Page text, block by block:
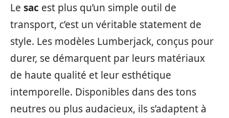
Le sac est plus qu’un simple outil de
transport, c’est un véritable statement de
style. Les modèles Lumberjack, conçus pour
durer, se démarquent par leurs matériaux
de haute qualité et leur esthétique
intemporelle. Disponibles dans des tons
neutres ou plus audacieux, ils s’adaptent à